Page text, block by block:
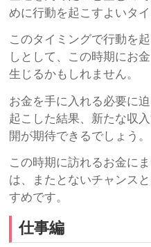
めに行動を起こすよいタ
このタイミングで行動を
しとして、この時期にお
生じるかもしれません。
お金を手に入れる必要に
起こした結果、新たな収
開が期待できるでしょう。
この時期に訪れるお金に
は、またとないチャンス
すめです。
仕事編